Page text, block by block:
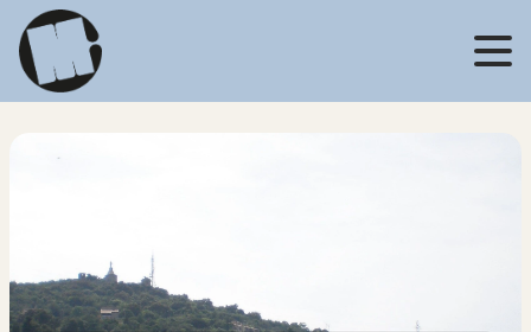
Retour à l'accueil